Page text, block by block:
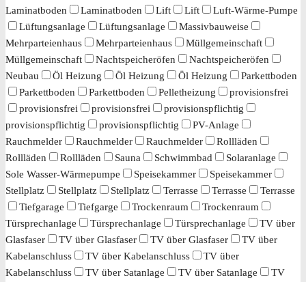
Laminatboden Laminatboden Lift Lift
Luft-Wärme-Pumpe
Lüftungsanlage
Lüftungsanlage
Massivbauweise
Mehrparteienhaus
Mehrparteienhaus
Müllgemeinschaft
Müllgemeinschaft
Nachtspeicheröfen
Nachtspeicheröfen
Neubau
Öl Heizung Öl Heizung Öl Heizung
Parkettboden
Parkettboden
Parkettboden Pelletheizung
provisionsfrei
provisionsfrei
provisionsfrei
provisionspflichtig
provisionspflichtig
provisionspflichtig
PV-Anlage
Rauchmelder
Rauchmelder Rauchmelder
Rollläden
Rollläden
Rollläden Sauna Schwimmbad
Solaranlage
Sole Wasser-Wärmepumpe
Speisekammer
Speisekammer
Stellplatz
Stellplatz Stellplatz Terrasse Terrasse
Terrasse
Tiefgarage
Tiefgarge Trockenraum
Trockenraum
Türsprechanlage
Türsprechanlage Türsprechanlage
TV über
Glasfaser
TV über Glasfaser TV über Glasfaser
TV über
Kabelanschluss
TV über Kabelanschluss
TV über
Kabelanschluss
TV über Satanlage TV über Satanlage
TV